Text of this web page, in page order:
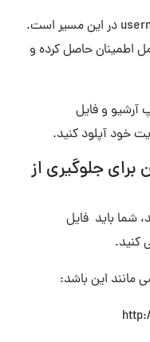
معمولا / username / public_html / folder در این مسیر است.
اطمینان حاصل کرده و
آرشیو و فایل
برای جلوگیری از
شما باید فایل
مانند این باشد: